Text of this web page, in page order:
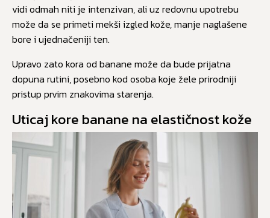
vidi odmah niti je intenzivan, ali uz redovnu upotrebu
može da se primeti mekši izgled kože, manje naglašene
bore i ujednačeniji ten.
Upravo zato kora od banane može da bude prijatna
dopuna rutini, posebno kod osoba koje žele prirodniji
pristup prvim znakovima starenja.
Uticaj kore banane na elastičnost kože